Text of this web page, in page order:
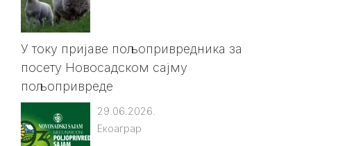
У току пријаве пољопривредника за
посету Новосадском сајму
пољопривреде
29.06.2026.
Екоаграр